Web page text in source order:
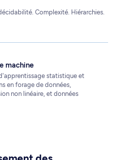
Complexité. Hiérarchies.
machine
statistique et
en forage de données,
non linéaire, et données